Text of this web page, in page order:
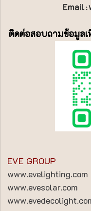
Email:
ติดต่อสอบถามข้อมูล
EVE GROUP
www.evelighting.com
www.evesolar.com